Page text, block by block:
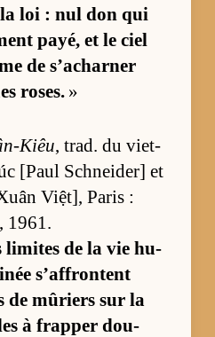
loi : nul don qui
payé, et le ciel
de s’achar­ner
roses. »
Kiêu, trad. du viet­
[Paul Schnei­der] et
Việt], Pa­ris :
1961.
li­mites de la vie hu­
s’af­frontent
de mû­riers sur la
à frap­per dou­